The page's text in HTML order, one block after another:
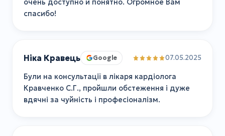
очень доступно и понятно. Огромное Вам
спасибо!
Ніка Кравець Google 07.05.2025
Були на консультації в лікаря кардіолога
Кравченко С.Г., пройшли обстеження і дуже
вдячні за чуйність і професіоналізм.